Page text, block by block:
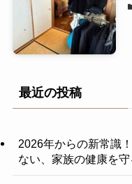
最近の投稿
2026年からの新常識
ない、家族の健康を